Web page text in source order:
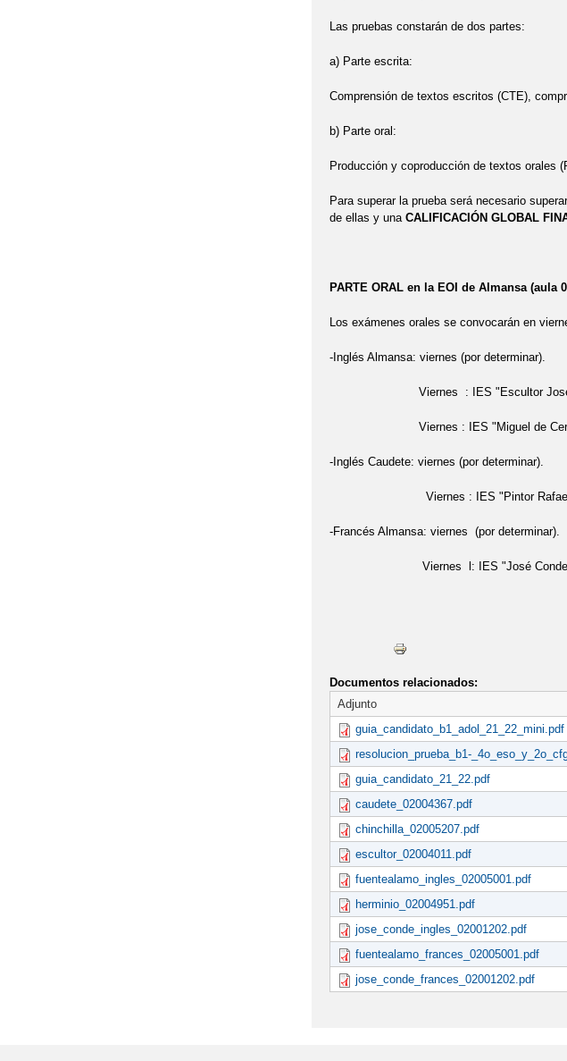
Las pruebas constarán de dos partes:
a) Parte escrita:
Comprensión de textos escritos (CTE),
b) Parte oral:
Producción y coproducción de textos orales
Para superar la prueba será necesario
de ellas y una CALIFICACIÓN GLOBAL
PARTE ORAL en la EOI de Almansa
Los exámenes orales se convocarán en
-Inglés Almansa: viernes (por determinar).
Viernes : IES "Escultor José Luis
Viernes : IES "Miguel de Cervantes"
-Inglés Caudete: viernes (por determinar).
Viernes : IES "Pintor Rafael
-Francés Almansa: viernes (por determinar).
Viernes l: IES "José Conde García"
Documentos relacionados:
Adjunto
guia_candidato_b1_adol_21_22_mini.pdf
resolucion_prueba_b1-
guia_candidato_21_22.pdf
caudete_02004367.pdf
chinchilla_02005207.pdf
escultor_02004011.pdf
fuentealamo_ingles_02005001.pdf
herminio_02004951.pdf
jose_conde_ingles_02001202.pdf
fuentealamo_frances_02005001.pdf
jose_conde_frances_02001202.pdf